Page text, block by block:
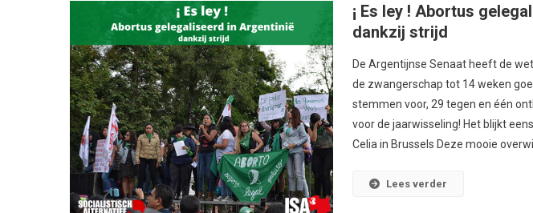
¡ Es ley ! Abortus
dankzij strijd
De Argentijnse Senaat heeft de
de zwangerschap tot 14 weken
stemmen voor, 29 tegen en één
voor de jaarwisseling! Het blijkt
Celia in Brussels Deze mooie
Lees verder